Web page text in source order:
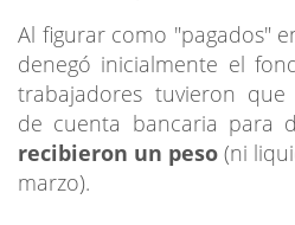
Al figurar como "pagados"
denegó inicialmente el
trabajadores tuvieron que
de cuenta bancaria para
recibieron un peso (ni
marzo).